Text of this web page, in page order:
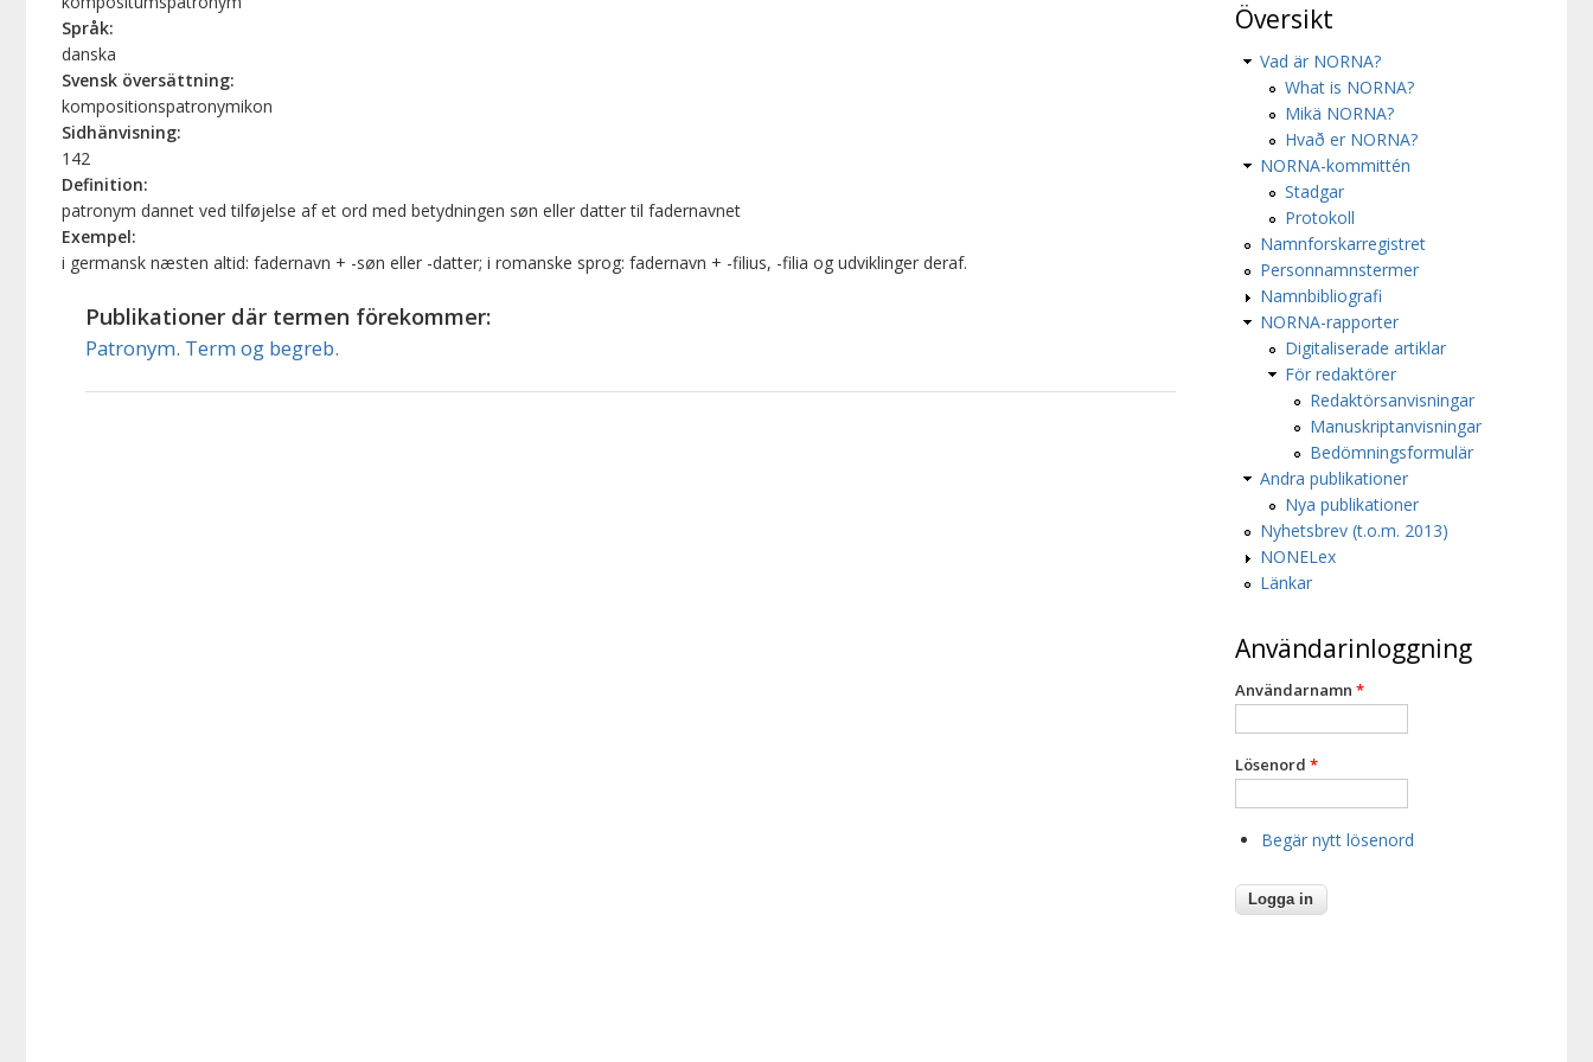
Språk:
danska
Svensk översättning:
kompositionspatronymikon
Sidhänvisning:
142
Definition:
patronym dannet ved tilføjelse af et ord med betydningen søn eller datter til fadernavnet
Exempel:
i germansk næsten altid: fadernavn + -søn eller -datter; i romanske sprog: fadernavn + -filius, -filia og udviklinger deraf.
Publikationer där termen förekommer:
Patronym. Term og begreb.
Översikt
Vad är NORNA?
What is NORNA?
Mikä NORNA?
Hvað er NORNA?
NORNA-kommittén
Stadgar
Protokoll
Namnforskarregistret
Personnamnstermer
Namnbibliografi
NORNA-rapporter
Digitaliserade artiklar
För redaktörer
Redaktörsanvisningar
Manuskriptanvisningar
Bedömningsformulär
Andra publikationer
Nya publikationer
Nyhetsbrev (t.o.m. 2013)
NONELex
Länkar
Användarinloggning
Användarnamn *
Lösenord *
Begär nytt lösenord